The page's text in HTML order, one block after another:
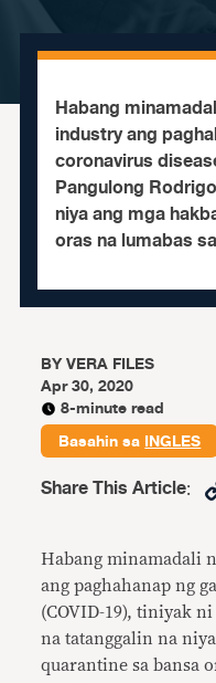
Habang
industry ang
coronavirus
Pangulong
niya ang mga
oras na lumabas
BYVERA FILES
Apr 30, 2020
8-minute read
Basahin saINGLES
Share This Article:
Habang minamadali
ang paghahanap ng
(COVID-19), tiniyak
na tatanggalin na
quarantine sa bansa